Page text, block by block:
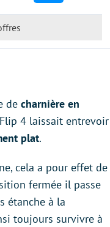
de charnière en
4 laissait entrevoir
plat.
cela a pour effet de
fermée il passe
étanche à la
toujours survivre à